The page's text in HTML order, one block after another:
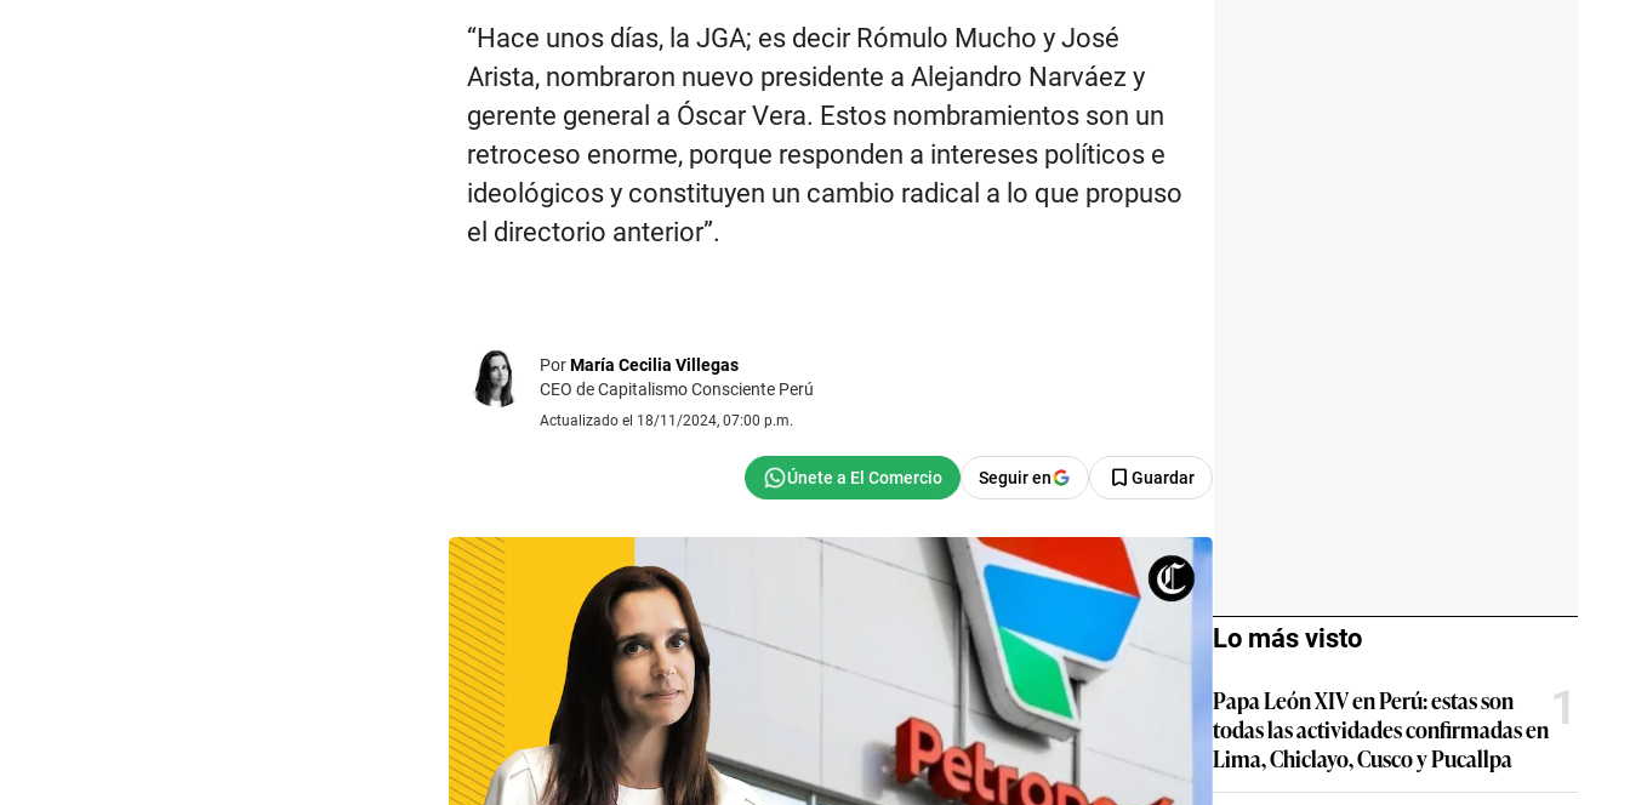
“Hace unos días, la JGA; es decir Rómulo Mucho y José
Arista, nombraron nuevo presidente a Alejandro Narváez y
gerente general a Óscar Vera. Estos nombramientos son un
retroceso enorme, porque responden a intereses políticos e
ideológicos y constituyen un cambio radical a lo que propuso
el directorio anterior”.
PorMaría Cecilia Villegas
CEO de Capitalismo Consciente Perú
Actualizado el 18/11/2024, 07:00 p.m.
Seguir en Guardar
Lo más visto
Papa León XIV en Perú: estas son
todas las actividades confirmadas en
Lima, Chiclayo, Cusco y Pucallpa
1